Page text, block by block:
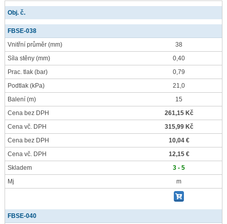
Obj. č.
FBSE-038
Vnitřní průměr (mm)
38
Síla stěny (mm)
0,40
Prac. tlak (bar)
0,79
Podtlak (kPa)
21,0
Balení (m)
15
Cena bez DPH
261,15 Kč
Cena vč. DPH
315,99 Kč
Cena bez DPH
10,04 €
Cena vč. DPH
12,15 €
Skladem
3 - 5
Mj
m
FBSE-040